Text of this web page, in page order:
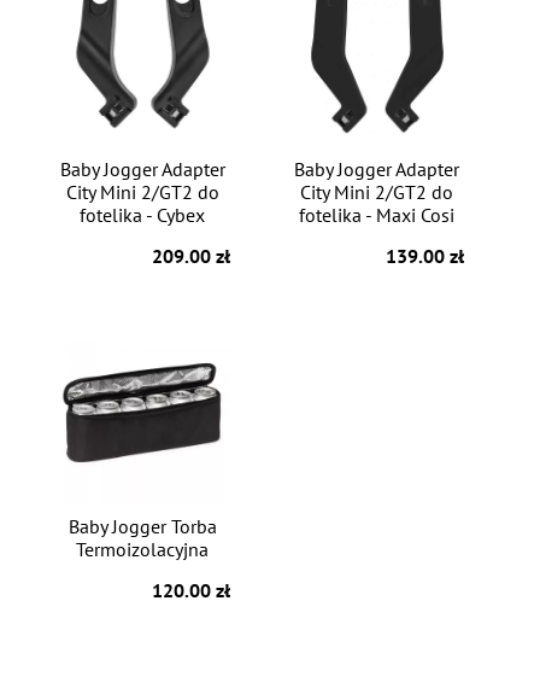
Baby Jogger Adapter
City Mini 2/GT2 do
fotelika - Cybex
209.00 zł
Baby Jogger Adapter
City Mini 2/GT2 do
fotelika - Maxi Cosi
139.00 zł
Baby Jogger Torba
Termoizolacyjna
120.00 zł